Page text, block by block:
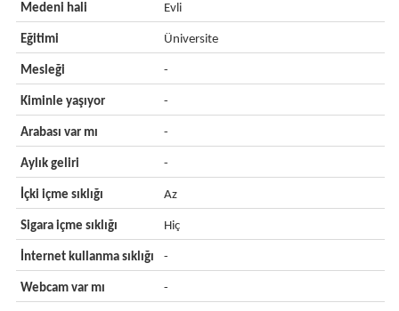
Medeni hali Evli
Eğitimi Üniversite
Mesleği -
Kiminle yaşıyor -
Arabası var mı -
Aylık geliri -
İçki içme sıklığı Az
Sigara içme sıklığı Hiç
İnternet kullanma sıklığı -
Webcam var mı -